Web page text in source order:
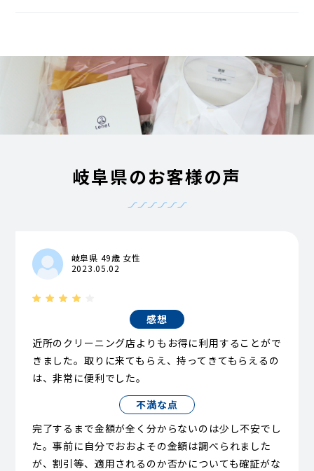
岐阜県のお客様の声
岐阜県 49歳 女性
2023.05.02
感想
近所のクリーニング店よりもお得に利用することがで
きました。取りに来てもらえ、持ってきてもらえるの
は、非常に便利でした。
不満な点
完了するまで金額が全く分からないのは少し不安でし
た。事前に自分でおおよその金額は調べられました
が、割引等、適用されるのか否かについても確証がな